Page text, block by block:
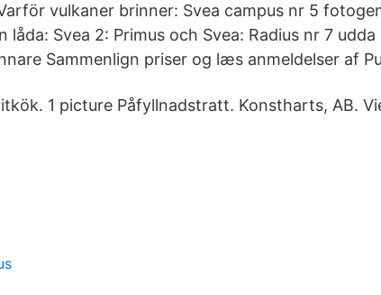
vulkaner brinner: Svea campus nr 5
låda: Svea 2: Primus och Svea: Radius nr 7 udda
Sammenlign priser og læs anmeldelser af
1 picture Påfyllnadstratt. Konstharts, AB.